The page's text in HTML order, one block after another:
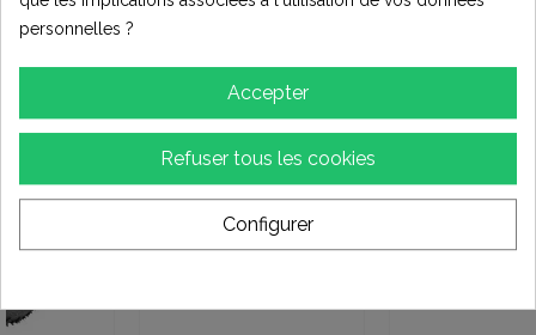
Vous aimerez aussi
personnelles ?
Accepter
Refuser tous les cookies
Configurer